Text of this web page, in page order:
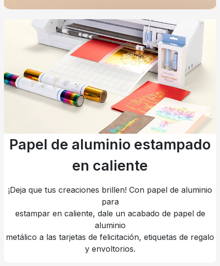
Papel de aluminio estampado
en caliente
¡Deja que tus creaciones brillen! Con papel de aluminio
para
estampar en caliente, dale un acabado de papel de
aluminio
metálico a las tarjetas de felicitación, etiquetas de regalo
y envoltorios.